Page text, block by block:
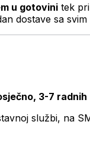
u gotovini tek
dostave sa svim
3-7 radnih
službi, na